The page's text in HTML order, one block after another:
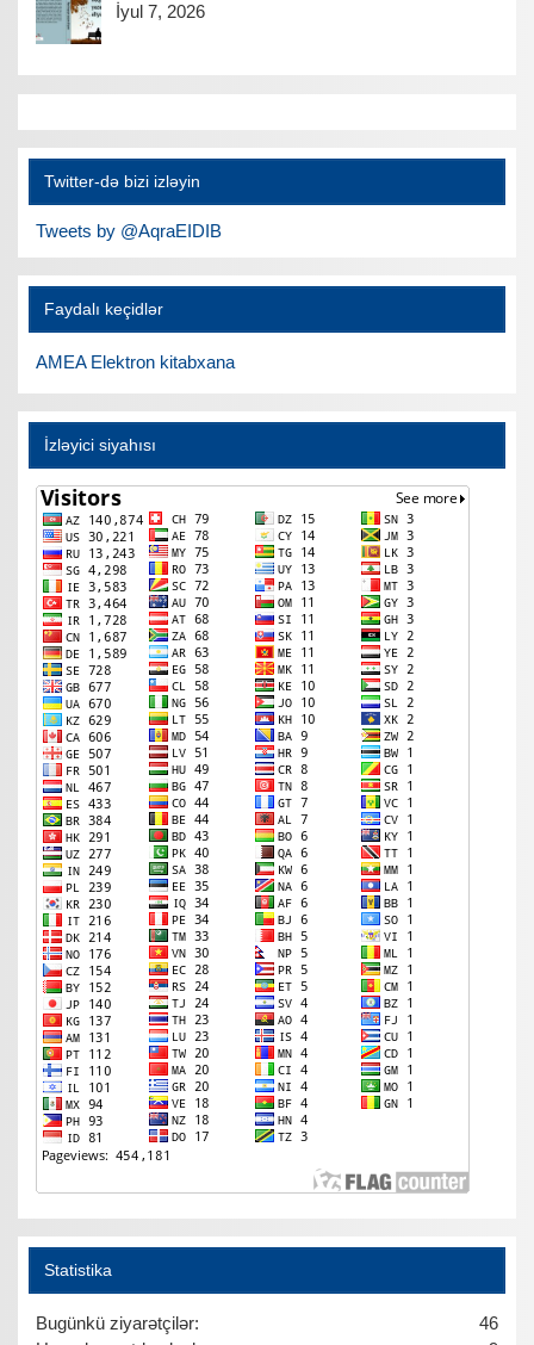
İyul 7, 2026
Twitter-də bizi izləyin
Tweets by @AqraEIDIB
Faydalı keçidlər
AMEA Elektron kitabxana
İzləyici siyahısı
Statistika
46
Bugünkü ziyarətçilər: